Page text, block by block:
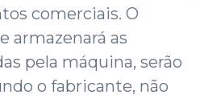
comerciais. O
armazenará as
pela máquina, serão
o fabricante, não